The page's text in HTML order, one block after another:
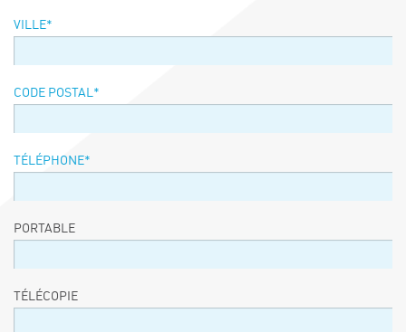
VILLE*
CODE POSTAL*
TÉLÉPHONE*
PORTABLE
TÉLÉCOPIE